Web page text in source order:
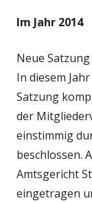
Im Jahr 2014
Neue Satzung
In diesem
Satzung
der
einstimmig
beschlossen.
Amtsgericht
eingetragen